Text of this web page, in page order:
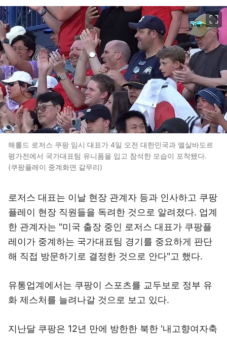
해롤드 로저스 쿠팡 임시 대표가 4일 오전 대한민국과 엘살바도르
평가전에서 국가대표팀 유니폼을 입고 참석한 모습이 포착됐다.
(쿠팡플레이 중계화면 갈무리)
로저스 대표는 이날 현장 관계자 등과 인사하고 쿠팡
플레이 현장 직원들을 독려한 것으로 알려졌다. 업계
한 관계자는 "미국 출장 중인 로저스 대표가 쿠팡플
레이가 중계하는 국가대표팀 경기를 중요하게 판단
해 직접 방문하기로 결정한 것으로 안다"고 했다.
유통업계에서는 쿠팡이 스포츠를 교두보로 정부 유
화 제스처를 늘려나갈 것으로 보고 있다.
지난달 쿠팡은 12년 만에 방한한 북한 '내고향여자축